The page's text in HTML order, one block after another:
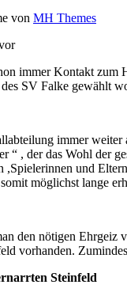
von MH Themes
immer Kontakt zum
SV Falke gewählt
immer weiter
“ , der das Wohl der
,Spielerinnen und
möglichst lange
den nötigen
vorhanden.
Steinfeld